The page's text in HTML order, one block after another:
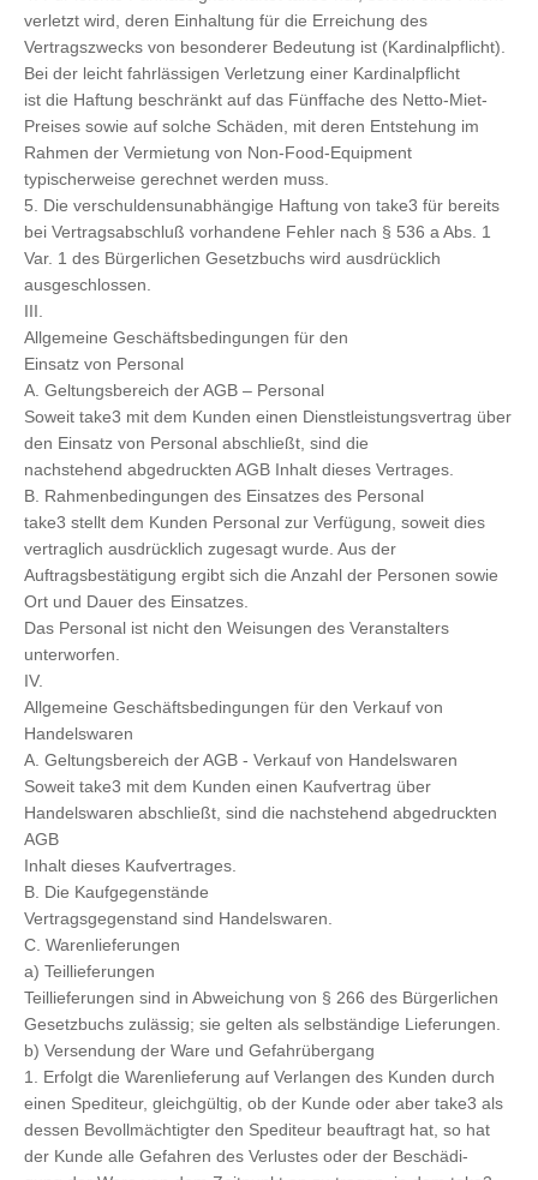
verletzt wird, deren Einhaltung für die Erreichung des
Vertragszwecks von besonderer Bedeutung ist (Kardinalpflicht).
Bei der leicht fahrlässigen Verletzung einer Kardinalpflicht
ist die Haftung beschränkt auf das Fünffache des Netto-Miet-
Preises sowie auf solche Schäden, mit deren Entstehung im
Rahmen der Vermietung von Non-Food-Equipment
typischerweise gerechnet werden muss.
5. Die verschuldensunabhängige Haftung von take3 für bereits
bei Vertragsabschluß vorhandene Fehler nach § 536 a Abs. 1
Var. 1 des Bürgerlichen Gesetzbuchs wird ausdrücklich
ausgeschlossen.
III.
Allgemeine Geschäftsbedingungen für den
Einsatz von Personal
A. Geltungsbereich der AGB – Personal
Soweit take3 mit dem Kunden einen Dienstleistungsvertrag über
den Einsatz von Personal abschließt, sind die
nachstehend abgedruckten AGB Inhalt dieses Vertrages.
B. Rahmenbedingungen des Einsatzes des Personal
take3 stellt dem Kunden Personal zur Verfügung, soweit dies
vertraglich ausdrücklich zugesagt wurde. Aus der
Auftragsbestätigung ergibt sich die Anzahl der Personen sowie
Ort und Dauer des Einsatzes.
Das Personal ist nicht den Weisungen des Veranstalters
unterworfen.
IV.
Allgemeine Geschäftsbedingungen für den Verkauf von
Handelswaren
A. Geltungsbereich der AGB - Verkauf von Handelswaren
Soweit take3 mit dem Kunden einen Kaufvertrag über
Handelswaren abschließt, sind die nachstehend abgedruckten
AGB
Inhalt dieses Kaufvertrages.
B. Die Kaufgegenstände
Vertragsgegenstand sind Handelswaren.
C. Warenlieferungen
a) Teillieferungen
Teillieferungen sind in Abweichung von § 266 des Bürgerlichen
Gesetzbuchs zulässig; sie gelten als selbständige Lieferungen.
b) Versendung der Ware und Gefahrübergang
1. Erfolgt die Warenlieferung auf Verlangen des Kunden durch
einen Spediteur, gleichgültig, ob der Kunde oder aber take3 als
dessen Bevollmächtigter den Spediteur beauftragt hat, so hat
der Kunde alle Gefahren des Verlustes oder der Beschädi-